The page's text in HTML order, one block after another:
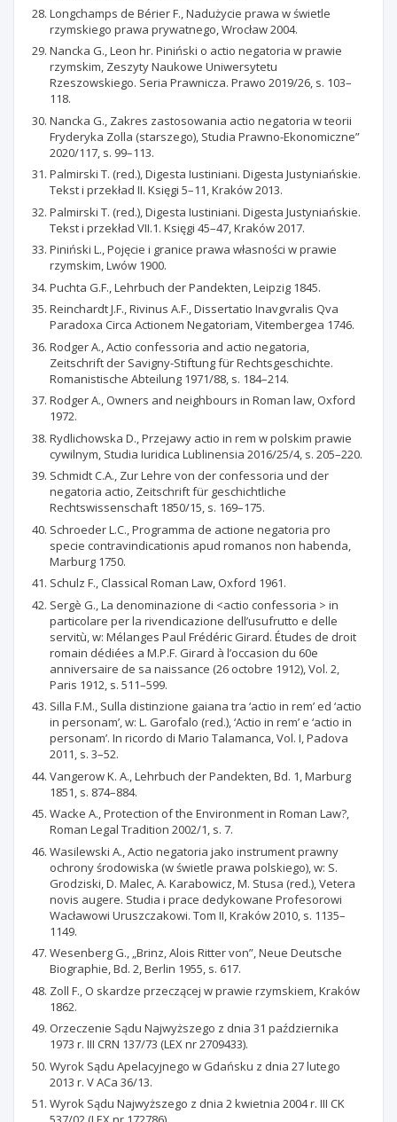
Longchamps de Bérier F., Nadużycie prawa w świetle
rzymskiego prawa prywatnego, Wrocław 2004.
Nancka G., Leon hr. Piniński o actio negatoria w prawie
rzymskim, Zeszyty Naukowe Uniwersytetu
Rzeszowskiego. Seria Prawnicza. Prawo 2019/26, s. 103–
118.
Nancka G., Zakres zastosowania actio negatoria w teorii
Fryderyka Zolla (starszego), Studia Prawno-Ekonomiczne”
2020/117, s. 99–113.
Palmirski T. (red.), Digesta Iustiniani. Digesta Justyniańskie.
Tekst i przekład II. Księgi 5–11, Kraków 2013.
Palmirski T. (red.), Digesta Iustiniani. Digesta Justyniańskie.
Tekst i przekład VII.1. Księgi 45–47, Kraków 2017.
Piniński L., Pojęcie i granice prawa własności w prawie
rzymskim, Lwów 1900.
Puchta G.F., Lehrbuch der Pandekten, Leipzig 1845.
Reinchardt J.F., Rivinus A.F., Dissertatio Inavgvralis Qva
Paradoxa Circa Actionem Negatoriam, Vitembergea 1746.
Rodger A., Actio confessoria and actio negatoria,
Zeitschrift der Savigny-Stiftung für Rechtsgeschichte.
Romanistische Abteilung 1971/88, s. 184–214.
Rodger A., Owners and neighbours in Roman law, Oxford
1972.
Rydlichowska D., Przejawy actio in rem w polskim prawie
cywilnym, Studia Iuridica Lublinensia 2016/25/4, s. 205–220.
Schmidt C.A., Zur Lehre von der confessoria und der
negatoria actio, Zeitschrift für geschichtliche
Rechtswissenschaft 1850/15, s. 169–175.
Schroeder L.C., Programma de actione negatoria pro
specie contravindicationis apud romanos non habenda,
Marburg 1750.
Schulz F., Classical Roman Law, Oxford 1961.
Sergè G., La denominazione di <actio confessoria > in
particolare per la rivendicazione dell’usufrutto e delle
servitù, w: Mélanges Paul Frédéric Girard. Études de droit
romain dédiées a M.P.F. Girard à l’occasion du 60e
anniversaire de sa naissance (26 octobre 1912), Vol. 2,
Paris 1912, s. 511–599.
Silla F.M., Sulla distinzione gaiana tra ‘actio in rem’ ed ‘actio
in personam’, w: L. Garofalo (red.), ‘Actio in rem’ e ‘actio in
personam’. In ricordo di Mario Talamanca, Vol. I, Padova
2011, s. 3–52.
Vangerow K. A., Lehrbuch der Pandekten, Bd. 1, Marburg
1851, s. 874–884.
Wacke A., Protection of the Environment in Roman Law?,
Roman Legal Tradition 2002/1, s. 7.
Wasilewski A., Actio negatoria jako instrument prawny
ochrony środowiska (w świetle prawa polskiego), w: S.
Grodziski, D. Malec, A. Karabowicz, M. Stusa (red.), Vetera
novis augere. Studia i prace dedykowane Profesorowi
Wacławowi Uruszczakowi. Tom II, Kraków 2010, s. 1135–
1149.
Wesenberg G., „Brinz, Alois Ritter von”, Neue Deutsche
Biographie, Bd. 2, Berlin 1955, s. 617.
Zoll F., O skardze przeczącej w prawie rzymskiem, Kraków
1862.
Orzeczenie Sądu Najwyższego z dnia 31 października
1973 r. III CRN 137/73 (LEX nr 2709433).
Wyrok Sądu Apelacyjnego w Gdańsku z dnia 27 lutego
2013 r. V ACa 36/13.
Wyrok Sądu Najwyższego z dnia 2 kwietnia 2004 r. III CK